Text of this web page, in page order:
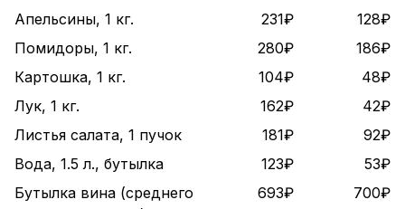
Апельсины, 1 кг.
231₽
128₽
Помидоры, 1 кг.
280₽
186₽
Картошка, 1 кг.
104₽
48₽
Лук, 1 кг.
162₽
42₽
Листья салата, 1 пучок
181₽
92₽
Вода, 1.5 л., бутылка
123₽
53₽
Бутылка вина (среднего
693₽ 700₽